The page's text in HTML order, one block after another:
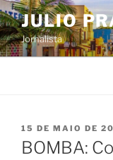
Pular
para
o
conteúdo
JULIO
Jornalista
PUBLICADO
EM
15 DE MAIO DE
BOMBA: